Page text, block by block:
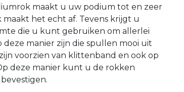
maakt u uw podium tot en zeer
het echt af. Tevens krijgt u
die u kunt gebruiken om allerlei
manier zijn die spullen mooi uit
voorzien van klittenband en ook op
deze manier kunt u de rokken